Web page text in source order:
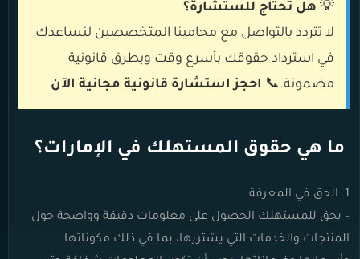
💡 هل تحتاج للستشارة؟
لا تتردد بالتواصل مع محامينا المتخصصين لنساعدك
في استرداد حقوقك بأسرع وقت وبطرق قانونية
مضمونة.📞 احجز استشارة قانونية مجانية الآن
ما هي حقوق المستهلك في الإمارات؟
1. الحق في المعرفة
– يحق للمستهلك الحصول على معلومات دقيقة وواضحة حول
المنتجات والخدمات التي يشتريها، بما في ذلك مكوناتها